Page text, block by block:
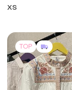
ХS
TOP